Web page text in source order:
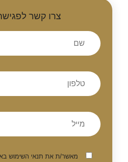
צרו קשר
מאשר/ת את תנאי השימוש